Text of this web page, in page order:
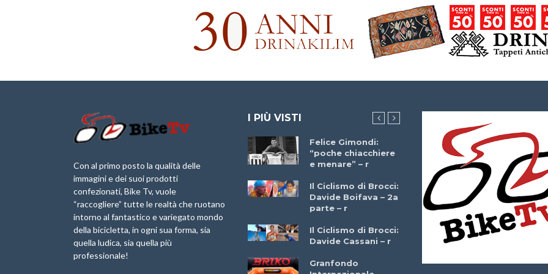
Con al primo posto la qualità delle
immagini e dei suoi prodotti
confezionati, Bike Tv, vuole
“raccogliere” tutte le realtà che ruotano
intorno al fantastico e variegato mondo
della bicicletta, in ogni sua forma, sia
quella ludica, sia quella più
professionale!
I PIÙ VISTI
Briko Torino – 11
Maggio 2025 – r
Giancarlo Brocci
Marathon 2025”
Borghi&Castelli” –
Anteprima
1a Edizione
Granfondo
Felice Gimondi:
“poche chiacchiere
e menare” – r
Il Ciclismo di Brocci:
Davide Boifava – 2a
parte – r
Il Ciclismo di Brocci:
Davide Cassani – r
Granfondo
Brocci Incontra
Giuseppe Martinelli
– r
Che cos’è il
triathlon? Con
Simone Diamantini
– r
Marzo 2025 –